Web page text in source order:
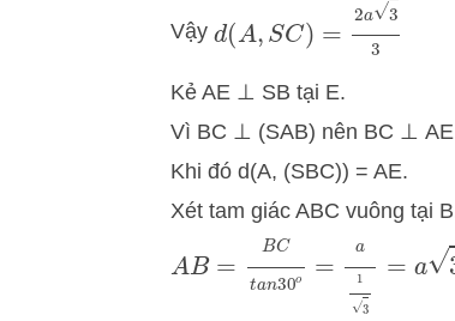
Vậy
d( A SC)= 33
Kẻ AE ⊥ SB tại E.
Vì BC ⊥ (SAB) nên BC ⊥
Khi đó d(A, (SBC)) = AE.
Xét tam giác ABC vuông tại
A B= tan 13